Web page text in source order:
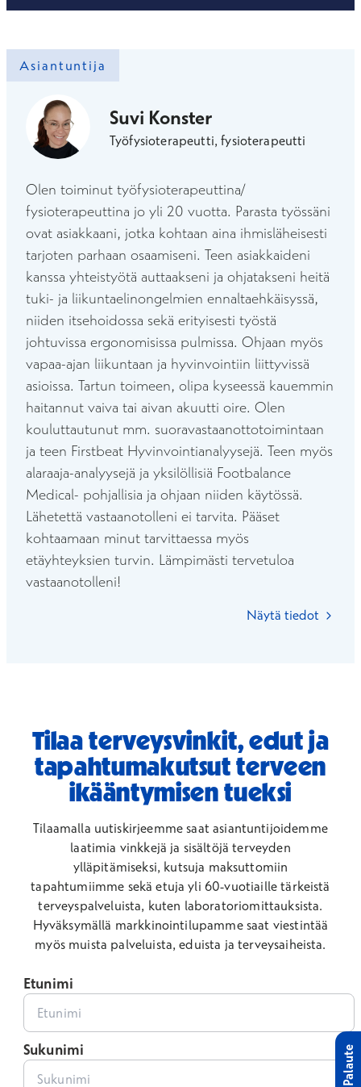
Asiantuntija
Suvi Konster
Työfysioterapeutti, fysioterapeutti
Olen toiminut työfysioterapeuttina/
fysioterapeuttina jo yli 20 vuotta. Parasta työssäni
ovat asiakkaani, jotka kohtaan aina ihmisläheisesti
tarjoten parhaan osaamiseni. Teen asiakkaideni
kanssa yhteistyötä auttaakseni ja ohjatakseni heitä
tuki- ja liikuntaelinongelmien ennaltaehkäisyssä,
niiden itsehoidossa sekä erityisesti työstä
johtuvissa ergonomisissa pulmissa. Ohjaan myös
vapaa-ajan liikuntaan ja hyvinvointiin liittyvissä
asioissa. Tartun toimeen, olipa kyseessä kauemmin
haitannut vaiva tai aivan akuutti oire. Olen
kouluttautunut mm. suoravastaanottotoimintaan
ja teen Firstbeat Hyvinvointianalyysejä. Teen myös
alaraaja-analyysejä ja yksilöllisiä Footbalance
Medical- pohjallisia ja ohjaan niiden käytössä.
Lähetettä vastaanotolleni ei tarvita. Pääset
kohtaamaan minut tarvittaessa myös
etäyhteyksien turvin. Lämpimästi tervetuloa
vastaanotolleni!
Näytä tiedot
Tilaa terveysvinkit, edut ja
tapahtumakutsut terveen
ikääntymisen tueksi
Tilaamalla uutiskirjeemme saat asiantuntijoidemme
laatimia vinkkejä ja sisältöjä terveyden
ylläpitämiseksi, kutsuja maksuttomiin
tapahtumiimme sekä etuja yli 60-vuotiaille tärkeistä
terveyspalveluista, kuten laboratoriomittauksista.
Hyväksymällä markkinointilupamme saat viestintää
myös muista palveluista, eduista ja terveysaiheista.
Etunimi
Sukunimi Palaute